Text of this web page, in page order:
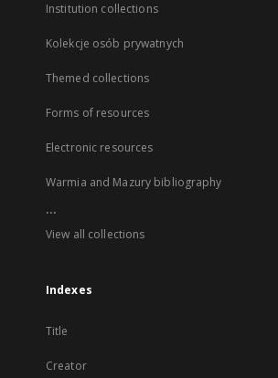
Institution collections
Kolekcje osób prywatnych
Themed collections
Forms of resources
Electronic resources
Warmia and Mazury bibliography
...
View all collections
Indexes
Title
Creator